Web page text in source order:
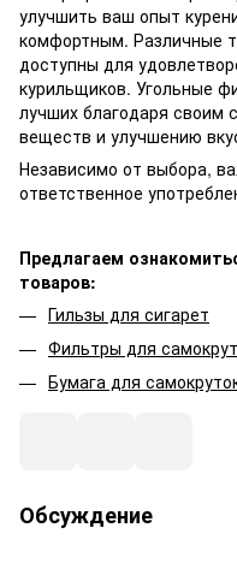
улучшить ваш опыт
комфортным. Различные
доступны для
курильщиков. Угольные
лучших благодаря своим
веществ и улучшению
Независимо от выбора,
ответственное
Предлагаем
товаров:
Гильзы для сигарет
Фильтры для
Бумага для
Обсуждение